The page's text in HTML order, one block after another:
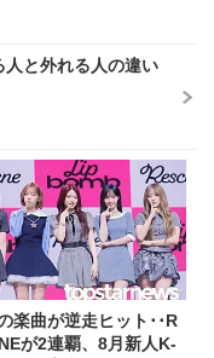
人と外れる人の違い
楽曲が逆走ヒット･･R
が2連覇、8月新人K-